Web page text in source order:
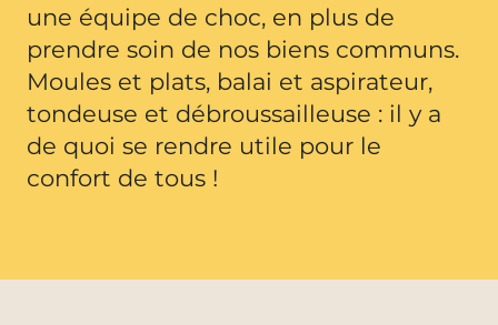
une équipe de choc, en plus de
prendre soin de nos biens communs.
Moules et plats, balai et aspirateur,
tondeuse et débroussailleuse : il y a
de quoi se rendre utile pour le
confort de tous !